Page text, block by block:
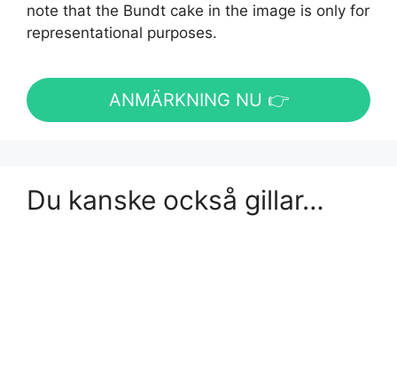
note that the Bundt cake in the image is only for
representational purposes.
ANMÄRKNING NU 👉
Du kanske också gillar…